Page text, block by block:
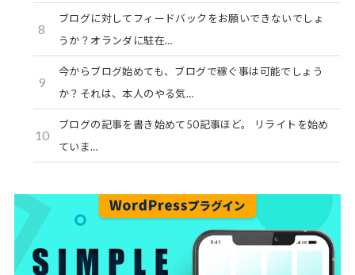
8
ブログに対してフィードバックをお願いできないでしょ
うか？オランダに駐在…
9
今からブログ始めても、ブログで稼ぐ事は可能でしょう
か？それは、本人のやる気…
10
ブログの記事を書き始めて50記事ほど。 リライトを始め
ていま…